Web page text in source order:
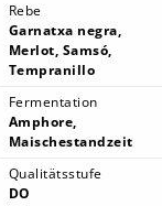
Rebe
Garnatxa negra,
Merlot, Samsó,
Tempranillo
Fermentation
Amphore,
Maischestandzeit
Qualitätsstufe
DO